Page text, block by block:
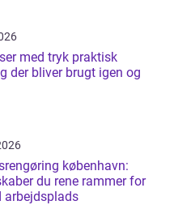
tryk praktisk
der bliver brugt igen og
københavn:
du rene rammer for
arbejdsplads